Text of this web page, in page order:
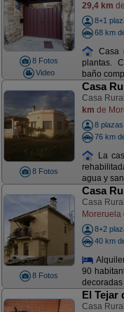
8 Fotos
Video
29,4 km
8+1
68 km
Casa
plantas.
baño
8 Fotos
Casa
Casa
km de
8 plazas
76 km
La
agua y
8 Fotos
Casa
Casa
Moreruela
8+2
40 km
90
decoradas
El Tejar
Casa